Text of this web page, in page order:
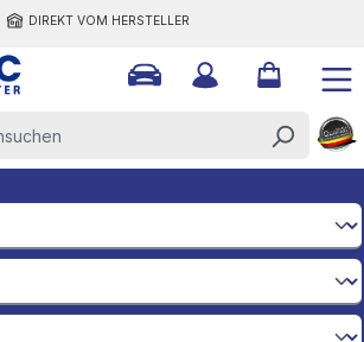
DIREKT VOM HERSTELLER